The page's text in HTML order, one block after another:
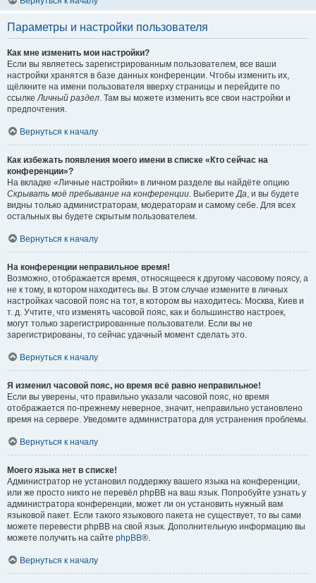
Параметры и настройки пользователя
Как мне изменить мои настройки?
Если вы являетесь зарегистрированным пользователем, все ваши
настройки хранятся в базе данных конференции. Чтобы изменить их,
щёлкните на имени пользователя вверху страницы и перейдите по
ссылкеЛичный раздел. Там вы можете изменить все свои настройки и
предпочтения.
Вернуться к началу
Как избежать появления моего имени в списке «Кто сейчас на
конференции»?
На вкладке «Личные настройки» в личном разделе вы найдёте опцию
Скрывать моё пребывание на конференции. ВыберитеДа, и вы будете
видны только администраторам, модераторам и самому себе. Для всех
остальных вы будете скрытым пользователем.
Вернуться к началу
На конференции неправильное время!
Возможно, отображается время, относящееся к другому часовому поясу, а
не к тому, в котором находитесь вы. В этом случае измените в личных
настройках часовой пояс на тот, в котором вы находитесь: Москва, Киев и
т. д. Учтите, что изменять часовой пояс, как и большинство настроек,
могут только зарегистрированные пользователи. Если вы не
зарегистрированы, то сейчас удачный момент сделать это.
Вернуться к началу
Я изменил часовой пояс, но время всё равно неправильное!
Если вы уверены, что правильно указали часовой пояс, но время
отображается по-прежнему неверное, значит, неправильно установлено
время на сервере. Уведомите администратора для устранения проблемы.
Вернуться к началу
Моего языка нет в списке!
Администратор не установил поддержку вашего языка на конференции,
или же просто никто не перевёл phpBB на ваш язык. Попробуйте узнать у
администратора конференции, может ли он установить нужный вам
языковой пакет. Если такого языкового пакета не существует, то вы сами
можете перевести phpBB на свой язык. Дополнительную информацию вы
можете получить на сайте phpBB®.
Вернуться к началу